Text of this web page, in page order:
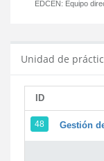
EDCEN: Equipo
Unidad de
ID
48 Gestión